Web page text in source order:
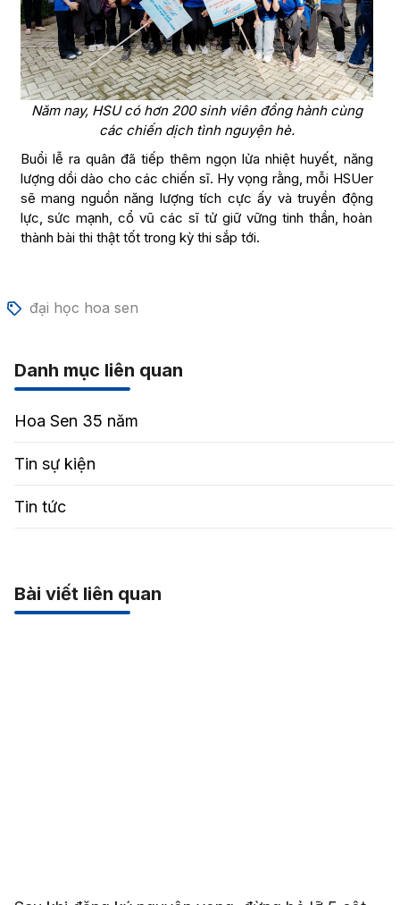
Năm nay, HSU có hơn 200 sinh viên đồng hành cùng
các chiến dịch tình nguyện hè.
Buổi lễ ra quân đã tiếp thêm ngọn lửa nhiệt huyết, năng
lượng dồi dào cho các chiến sĩ. Hy vọng rằng, mỗi HSUer
sẽ mang nguồn năng lượng tích cực ấy và truyền động
lực, sức mạnh, cổ vũ các sĩ tử giữ vững tinh thần, hoàn
thành bài thi thật tốt trong kỳ thi sắp tới.
đại học hoa sen
Danh mục liên quan
Hoa Sen 35 năm
Tin sự kiện
Tin tức
Bài viết liên quan